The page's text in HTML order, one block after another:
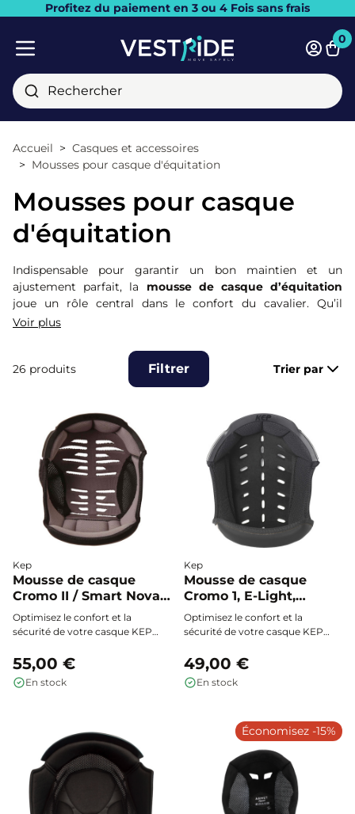
Profitez du paiement en 3 ou 4 Fois sans frais
Fermer
Rechercher
0
Accueil
Casques et accessoires
Mousses pour casque d'équitation
Mousses pour casque
d'équitation
Indispensable pour garantir un bon maintien et un
ajustement parfait, la mousse de casque d’équitation
joue un rôle central dans le confort du cavalier. Qu’il
s’agisse de remplacer une mousse usée, d’ajuster la taille
accessoire discret a une grande influence sur la sécurité et
l’expérience en selle.
Chez Vestride, nous proposons une sélection de mousses
comme Kask, GPA, Kep, Flex-On ou Freejump, disponibles
en plusieurs tailles pour s’adapter à toutes les
morphologies.
Voir plus
26 produits Filtrer Trier par
Kep
Mousse de casque
Cromo II / Smart Nova -
KEP
Optimisez le confort et la
sécurité de votre casque KEP
innovant Coolmax®,
spécialement conçu pour
s’adapter parfaitement à votre
55,00 €
En stock
Kep
Mousse de casque
Cromo 1, E-Light,
Endurance, Smart, Fast
- KEP
Optimisez le confort et la
sécurité de votre casque KEP
compatible Cromo 1, E-Light,
Endurance, Smart et Fast.
Ajustement parfait, respirabilité
rembourrage idéal pour
enfant ou adulte.
49,00 €
En stock
Économisez -15%